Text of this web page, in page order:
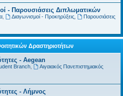
- Παρουσιάσεις Διπλωματικών
, Διαγωνισμοί - Προκηρύξεις,
Παρουσιάσεις
Δραστηριοτήτων
- Aegean
Branch,
Αιγαιακός Πανεπιστημιακός
- Λήμνος